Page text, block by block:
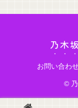
乃木
お問い合わ
©